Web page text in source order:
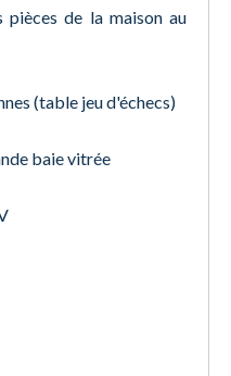
pièces de la maison au
(table jeu d'échecs)
baie vitrée